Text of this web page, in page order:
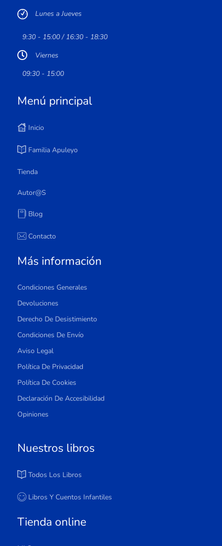
Lunes a Jueves
9:30 - 15:00 / 16:30 - 18:30
Viernes
09:30 - 15:00
Menú principal
Inicio
Familia Apuleyo
Tienda
Autor@s
Blog
Contacto
Más información
Condiciones Generales
Devoluciones
Derecho De Desistimiento
Condiciones De Envío
Aviso Legal
Política De Privacidad
Política De Cookies
Declaración De Accesibilidad
Opiniones
Nuestros libros
Todos Los Libros
Libros Y Cuentos Infantiles
Tienda online